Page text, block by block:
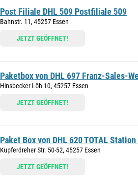
Post Filiale DHL 509 Postfiliale 509
Bahnstr. 11, 45257 Essen
JETZT GEÖFFNET!
Paketbox von DHL 697 Franz-Sales-
Hinsbecker Löh 10, 45257 Essen
JETZT GEÖFFNET!
Paket Box von DHL 620 TOTAL
Kupferdreher Str. 50-52, 45257 Essen
JETZT GEÖFFNET!